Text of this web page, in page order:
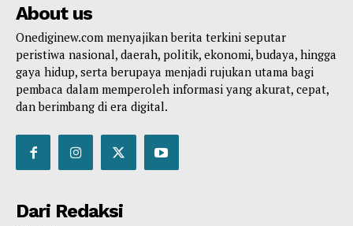
About us
Onediginew.com menyajikan berita terkini seputar
peristiwa nasional, daerah, politik, ekonomi, budaya, hingga
gaya hidup, serta berupaya menjadi rujukan utama bagi
pembaca dalam memperoleh informasi yang akurat, cepat,
dan berimbang di era digital.
Dari Redaksi